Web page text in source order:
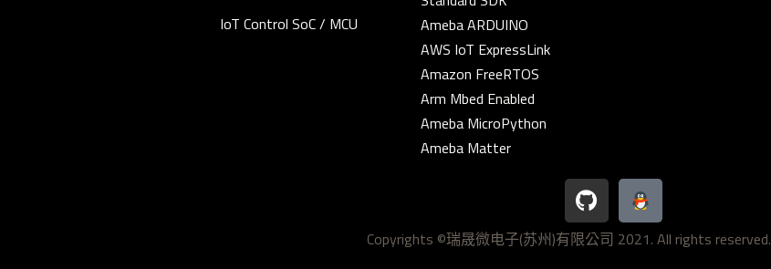
IoT Control SoC / MCU
Ameba ARDUINO
AWS IoT ExpressLink
Amazon FreeRTOS
Arm Mbed Enabled
Ameba MicroPython
Ameba Matter
G
i
t
h
Copyrights ©瑞晟微电子(苏州)有限公司 2021. All rights reserved.